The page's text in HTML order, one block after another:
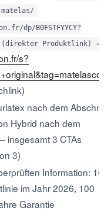
dp/B0FSTFYYCY?
(direkter Produktlink) →
s?
nach dem Abschnitt
Hybrid nach dem
insgesamt 3 CTAs
3)
Information: 100
im Jahr 2026, 100
Garantie